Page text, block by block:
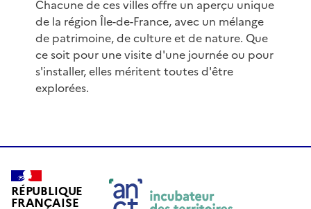
Chacune de ces villes offre un aperçu unique
de la région Île-de-France, avec un mélange
de patrimoine, de culture et de nature. Que
ce soit pour une visite d'une journée ou pour
s'installer, elles méritent toutes d'être
explorées.
RÉPUBLIQUE
FRANÇAISE